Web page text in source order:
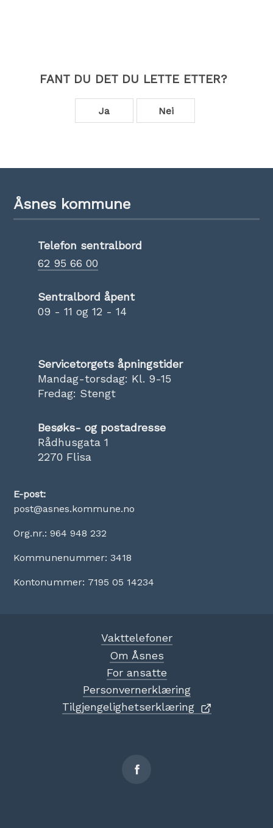
FANT DU DET DU LETTE ETTER?
Ja Nei
Åsnes kommune
Telefon sentralbord
62 95 66 00
Sentralbord åpent
09 - 11 og 12 - 14
Servicetorgets åpningstider
Mandag-torsdag: Kl. 9-15
Fredag: Stengt
Besøks- og postadresse
Rådhusgata 1
2270 Flisa
E-post:
post@asnes.kommune.no
Org.nr.: 964 948 232
Kommunenummer: 3418
Kontonummer: 7195 05 14234
Vakttelefoner
Om Åsnes
For ansatte
Personvernerklæring
Tilgjengelighetserklæring